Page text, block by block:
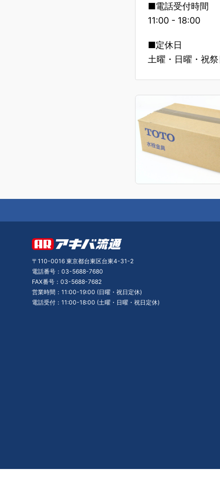
■電話受付時間
11:00 - 18:00
■定休日
土曜・日曜・祝
〒110-0016 東京都台東区台東4-31-2
電話番号：03-5688-7680
FAX番号：03-5688-7682
営業時間：11:00-19:00 (日曜・祝日定休)
電話受付：11:00-18:00 (土曜・日曜・祝日定休)